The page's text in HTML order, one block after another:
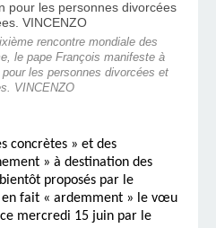
rencontre mondiale des
le pape François manifeste à
les personnes divorcées et
VINCENZO
concrètes » et des
» à destination des
proposés par le
en fait « ardemment » le vœu
mercredi 15 juin par le